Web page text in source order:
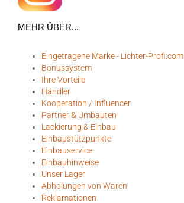
MEHR ÜBER...
Eingetragene Marke - Lichter-Profi.com
Bonussystem
Ihre Vorteile
Händler
Kooperation / Influencer
Partner & Umbauten
Lackierung & Einbau
Einbaustützpunkte
Einbauservice
Einbauhinweise
Unser Lager
Abholungen von Waren
Reklamationen